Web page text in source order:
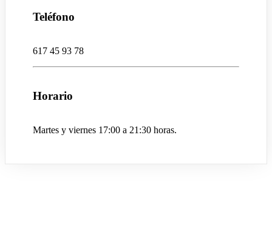
Teléfono
617 45 93 78
Horario
Martes y viernes 17:00 a 21:30 horas.